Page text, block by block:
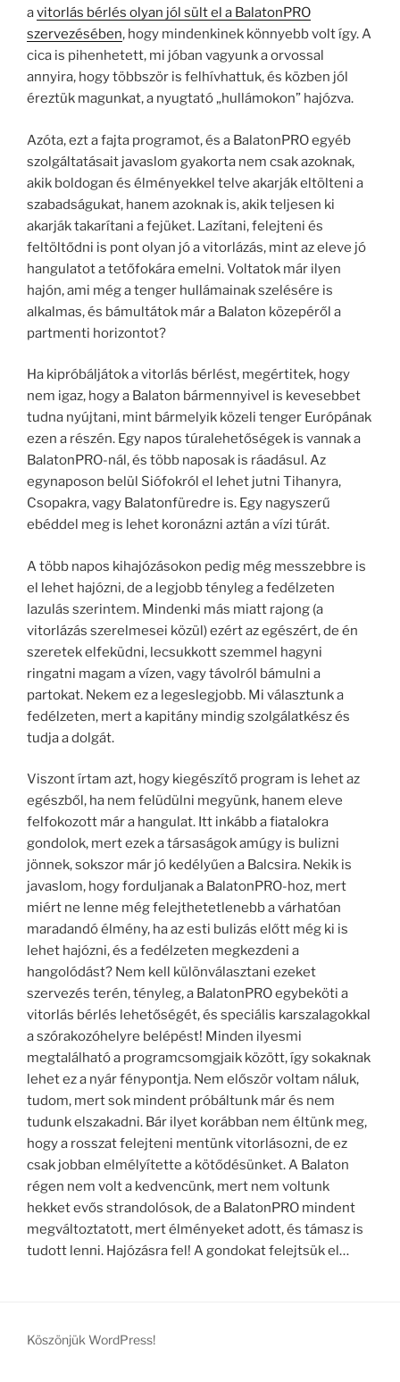
avitorlás bérlés olyan jól sült el a BalatonPRO
szervezésében, hogy mindenkinek könnyebb volt így. A
cica is pihenhetett, mi jóban vagyunk a orvossal
annyira, hogy többször is felhívhattuk, és közben jól
éreztük magunkat, a nyugtató „hullámokon” hajózva.
Azóta, ezt a fajta programot, és a BalatonPRO egyéb
szolgáltatásait javaslom gyakorta nem csak azoknak,
akik boldogan és élményekkel telve akarják eltölteni a
szabadságukat, hanem azoknak is, akik teljesen ki
akarják takarítani a fejüket. Lazítani, felejteni és
feltöltődni is pont olyan jó a vitorlázás, mint az eleve jó
hangulatot a tetőfokára emelni. Voltatok már ilyen
hajón, ami még a tenger hullámainak szelésére is
alkalmas, és bámultátok már a Balaton közepéről a
partmenti horizontot?
Ha kipróbáljátok a vitorlás bérlést, megértitek, hogy
nem igaz, hogy a Balaton bármennyivel is kevesebbet
tudna nyújtani, mint bármelyik közeli tenger Európának
ezen a részén. Egy napos túralehetőségek is vannak a
BalatonPRO-nál, és több naposak is ráadásul. Az
egynaposon belül Siófokról el lehet jutni Tihanyra,
Csopakra, vagy Balatonfüredre is. Egy nagyszerű
ebéddel meg is lehet koronázni aztán a vízi túrát.
A több napos kihajózásokon pedig még messzebbre is
el lehet hajózni, de a legjobb tényleg a fedélzeten
lazulás szerintem. Mindenki más miatt rajong (a
vitorlázás szerelmesei közül) ezért az egészért, de én
szeretek elfeküdni, lecsukkott szemmel hagyni
ringatni magam a vízen, vagy távolról bámulni a
partokat. Nekem ez a legeslegjobb. Mi választunk a
fedélzeten, mert a kapitány mindig szolgálatkész és
tudja a dolgát.
Viszont írtam azt, hogy kiegészítő program is lehet az
egészből, ha nem felüdülni megyünk, hanem eleve
felfokozott már a hangulat. Itt inkább a fiatalokra
gondolok, mert ezek a társaságok amúgy is bulizni
jönnek, sokszor már jó kedélyűen a Balcsira. Nekik is
javaslom, hogy forduljanak a BalatonPRO-hoz, mert
miért ne lenne még felejthetetlenebb a várhatóan
maradandó élmény, ha az esti bulizás előtt még ki is
lehet hajózni, és a fedélzeten megkezdeni a
hangolódást? Nem kell különválasztani ezeket
szervezés terén, tényleg, a BalatonPRO egybeköti a
vitorlás bérlés lehetőségét, és speciális karszalagokkal
a szórakozóhelyre belépést! Minden ilyesmi
megtalálható a programcsomgjaik között, így sokaknak
lehet ez a nyár fénypontja. Nem először voltam náluk,
tudom, mert sok mindent próbáltunk már és nem
tudunk elszakadni. Bár ilyet korábban nem éltünk meg,
hogy a rosszat felejteni mentünk vitorlásozni, de ez
csak jobban elmélyítette a kötődésünket. A Balaton
régen nem volt a kedvencünk, mert nem voltunk
hekket evős strandolósok, de a BalatonPRO mindent
megváltoztatott, mert élményeket adott, és támasz is
tudott lenni. Hajózásra fel! A gondokat felejtsük el…
Köszönjük WordPress!